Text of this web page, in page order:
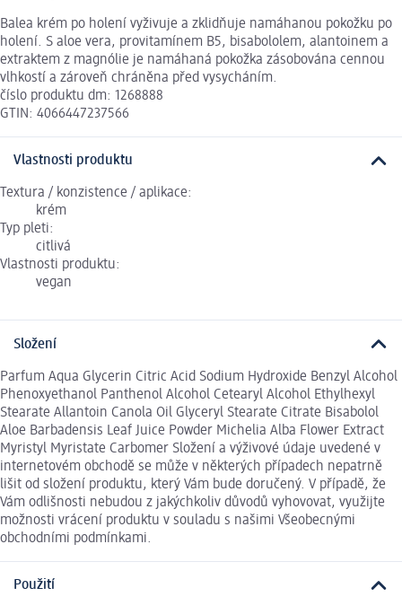
Balea krém po holení vyživuje a zklidňuje namáhanou pokožku po
holení. S aloe vera, provitamínem B5, bisabololem, alantoinem a
extraktem z magnólie je namáhaná pokožka zásobována cennou
vlhkostí a zároveň chráněna před vysycháním.
číslo produktu dm: 1268888
GTIN: 4066447237566
Vlastnosti produktu
Textura / konzistence / aplikace:
krém
Typ pleti:
citlivá
Vlastnosti produktu:
vegan
Složení
Parfum Aqua Glycerin Citric Acid Sodium Hydroxide Benzyl Alcohol
Phenoxyethanol Panthenol Alcohol Cetearyl Alcohol Ethylhexyl
Stearate Allantoin Canola Oil Glyceryl Stearate Citrate Bisabolol
Aloe Barbadensis Leaf Juice Powder Michelia Alba Flower Extract
Myristyl Myristate Carbomer Složení a výživové údaje uvedené v
internetovém obchodě se může v některých případech nepatrně
lišit od složení produktu, který Vám bude doručený. V případě, že
Vám odlišnosti nebudou z jakýchkoliv důvodů vyhovovat, využijte
možnosti vrácení produktu v souladu s našimi Všeobecnými
obchodními podmínkami.
Použití